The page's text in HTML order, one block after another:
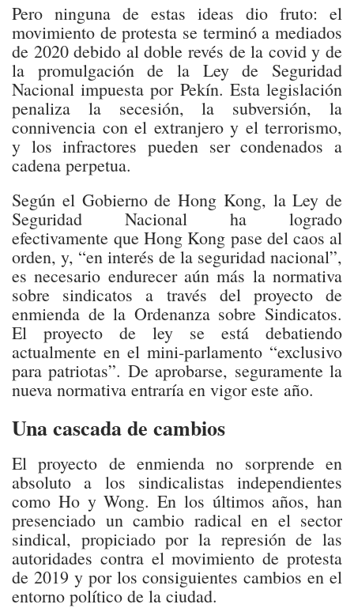
Pero ninguna de estas ideas dio fruto: el
movimiento de protesta se terminó a mediados
de 2020 debido al doble revés de la covid y de
la promulgación de la Ley de Seguridad
Nacional impuesta por Pekín. Esta legislación
penaliza la secesión, la subversión, la
connivencia con el extranjero y el terrorismo,
y los infractores pueden ser condenados a
cadena perpetua.
Según el Gobierno de Hong Kong, la Ley de
Seguridad Nacional ha logrado
efectivamente que Hong Kong pase del caos al
orden, y, “en interés de la seguridad nacional”,
es necesario endurecer aún más la normativa
sobre sindicatos a través del proyecto de
enmienda de la Ordenanza sobre Sindicatos.
El proyecto de ley se está debatiendo
actualmente en el mini-parlamento “exclusivo
para patriotas”. De aprobarse, seguramente la
nueva normativa entraría en vigor este año.
Una cascada de cambios
El proyecto de enmienda no sorprende en
absoluto a los sindicalistas independientes
como Ho y Wong. En los últimos años, han
presenciado un cambio radical en el sector
sindical, propiciado por la represión de las
autoridades contra el movimiento de protesta
de 2019 y por los consiguientes cambios en el
entorno político de la ciudad.